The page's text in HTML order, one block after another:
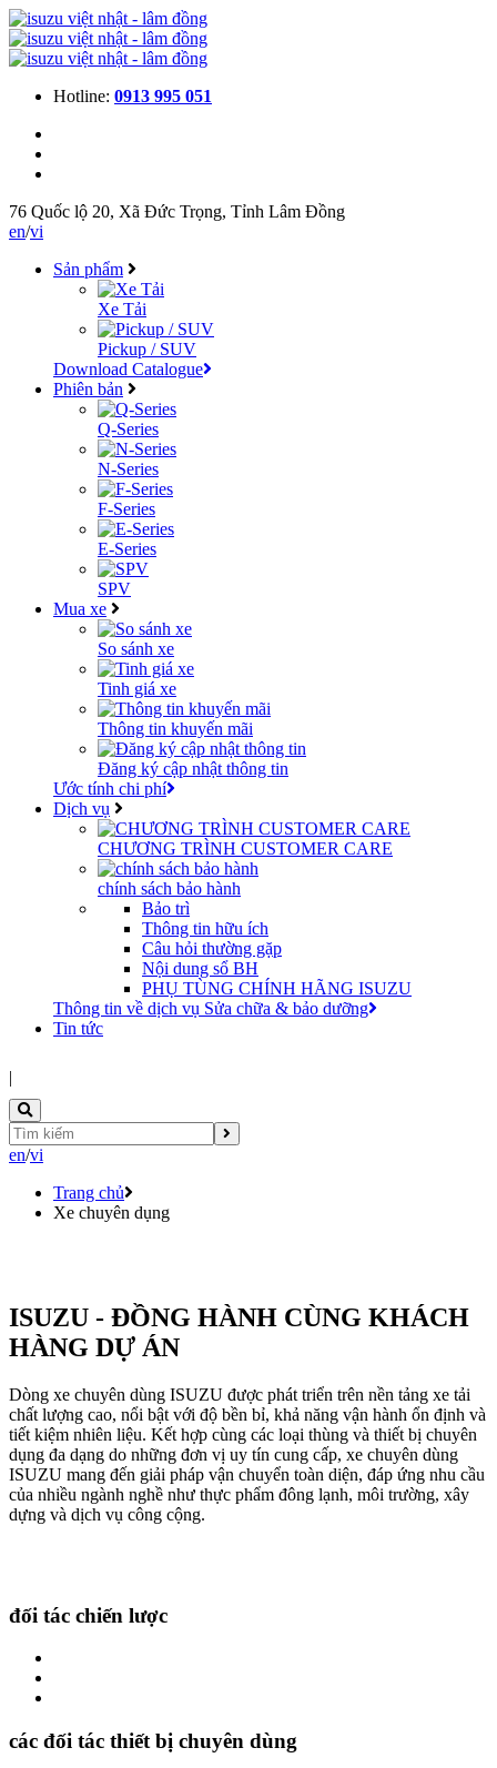
Hotline: 0913 995 051
76 Quốc lộ 20, Xã Đức Trọng, Tỉnh Lâm Đồng
en/vi
Sản phẩm
Xe Tải
Pickup / SUV
Download Catalogue
Phiên bản
Q-Series
N-Series
F-Series
E-Series
SPV
Mua xe
So sánh xe
Tinh giá xe
Thông tin khuyến mãi
Đăng ký cập nhật thông tin
Ước tính chi phí
Dịch vụ
CHƯƠNG TRÌNH CUSTOMER CARE
chính sách bảo hành
Bảo trì
Thông tin hữu ích
Câu hỏi thường gặp
Nội dung sổ BH
PHỤ TÙNG CHÍNH HÃNG ISUZU
Thông tin về dịch vụ Sửa chữa & bảo dưỡng
Tin tức
|
en/vi
Trang chủ
Xe chuyên dụng
ISUZU - ĐỒNG HÀNH CÙNG KHÁCH
HÀNG DỰ ÁN
Dòng xe chuyên dùng ISUZU được phát triển trên nền tảng xe tải
chất lượng cao, nổi bật với độ bền bỉ, khả năng vận hành ổn định và
tiết kiệm nhiên liệu. Kết hợp cùng các loại thùng và thiết bị chuyên
dụng đa dạng do những đơn vị uy tín cung cấp, xe chuyên dùng
ISUZU mang đến giải pháp vận chuyển toàn diện, đáp ứng nhu cầu
của nhiều ngành nghề như thực phẩm đông lạnh, môi trường, xây
dựng và dịch vụ công cộng.
đối tác chiến lược
các đối tác thiết bị chuyên dùng